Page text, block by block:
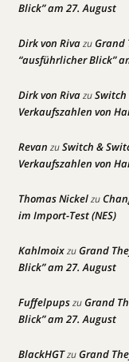
Blick” am 27. August
Dirk von RivazuGrand
“ausführlicher Blick”
Dirk von RivazuSwitch
Verkaufszahlen von
Revan zuSwitch &
Verkaufszahlen von
Thomas Nickelzu
im Import-Test (NES)
KahlmoixzuGrand
Blick” am 27. August
FuffelpupszuGrand
Blick” am 27. August
BlackHGTzuGrand